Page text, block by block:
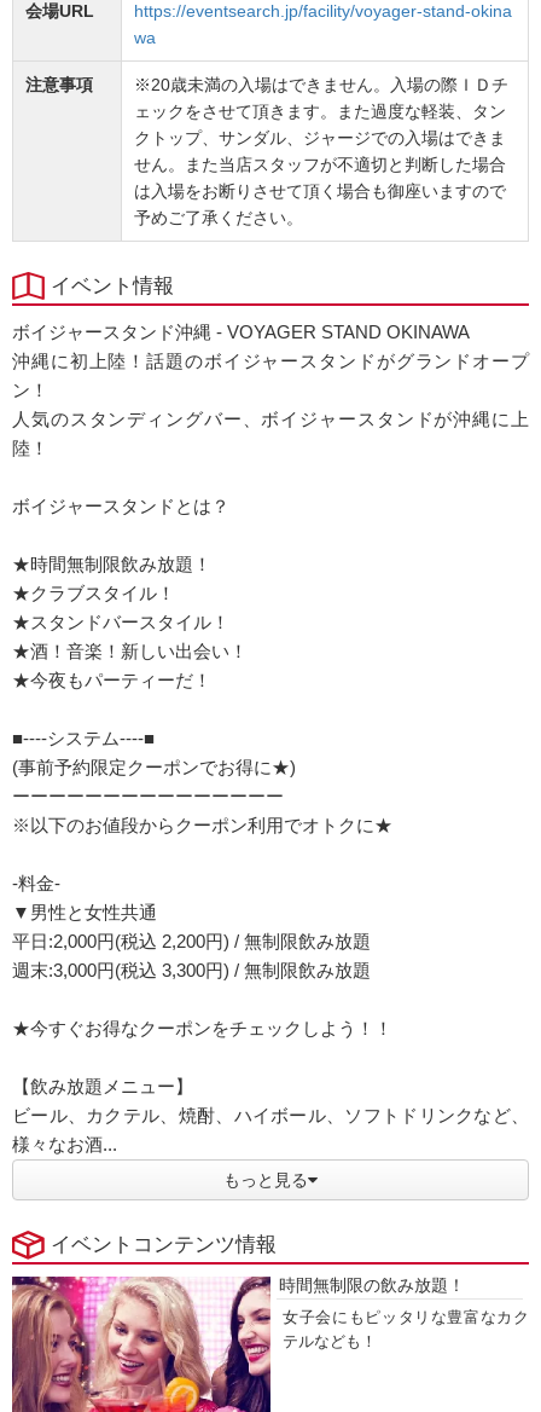
会場URL
https://eventsearch.jp/facility/voyager-stand-okina
wa
注意事項
※20歳未満の入場はできません。入場の際ＩＤチ
ェックをさせて頂きます。また過度な軽装、タン
クトップ、サンダル、ジャージでの入場はできま
せん。また当店スタッフが不適切と判断した場合
は入場をお断りさせて頂く場合も御座いますので
予めご了承ください。
イベント情報
ボイジャースタンド沖縄 - VOYAGER STAND OKINAWA
沖縄に初上陸！話題のボイジャースタンドがグランドオープ
ン！
人気のスタンディングバー、ボイジャースタンドが沖縄に上
陸！
ボイジャースタンドとは？
★時間無制限飲み放題！
★クラブスタイル！
★スタンドバースタイル！
★酒！音楽！新しい出会い！
★今夜もパーティーだ！
■----システム----■
(事前予約限定クーポンでお得に★)
ーーーーーーーーーーーーーーー
※以下のお値段からクーポン利用でオトクに★
-料金-
▼男性と女性共通
平日:2,000円(税込 2,200円) / 無制限飲み放題
週末:3,000円(税込 3,300円) / 無制限飲み放題
★今すぐお得なクーポンをチェックしよう！！
【飲み放題メニュー】
ビール、カクテル、焼酎、ハイボール、ソフトドリンクなど、
様々なお酒...
もっと見る
イベントコンテンツ情報
時間無制限の飲み放題！
女子会にもピッタリな豊富なカク
テルなども！